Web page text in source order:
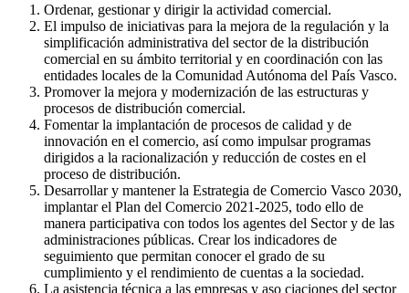
Ordenar, gestionar y dirigir la actividad comercial.
El impulso de iniciativas para la mejora de la regulación y la
simplificación administrativa del sector de la distribución
comercial en su ámbito territorial y en coordinación con las
entidades locales de la Comunidad Autónoma del País Vasco.
Promover la mejora y modernización de las estructuras y
procesos de distribución comercial.
Fomentar la implantación de procesos de calidad y de
innovación en el comercio, así como impulsar programas
dirigidos a la racionalización y reducción de costes en el
proceso de distribución.
Desarrollar y mantener la Estrategia de Comercio Vasco 2030,
implantar el Plan del Comercio 2021-2025, todo ello de
manera participativa con todos los agentes del Sector y de las
administraciones públicas. Crear los indicadores de
seguimiento que permitan conocer el grado de su
cumplimiento y el rendimiento de cuentas a la sociedad.
La asistencia técnica a las empresas y aso ciaciones del sector